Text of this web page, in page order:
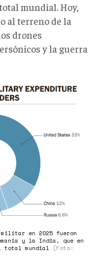
mundial. Hoy,
al terreno de la
drones
y la guerra
militar en 2025 fueron
y la India, que en
total mundial
(Foto: